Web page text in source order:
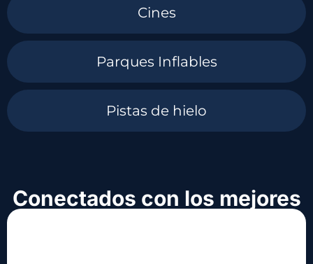
Cines
Parques Inflables
Pistas de hielo
Conectados con los mejores